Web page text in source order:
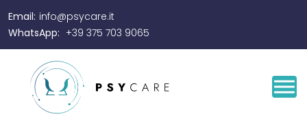
Email: info@psycare.it
WhatsApp: +39 375 703 9065